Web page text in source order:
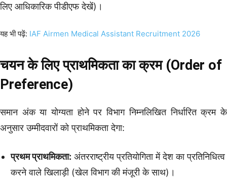
लिए आधिकारिक पीडीएफ देखें)।
यह भी पढ़ें: IAF Airmen Medical Assistant Recruitment 2026
चयन के लिए प्राथमिकता का क्रम (Order of
Preference)
समान अंक या योग्यता होने पर विभाग निम्नलिखित निर्धारित क्रम के
अनुसार उम्मीदवारों को प्राथमिकता देगा:
प्रथम प्राथमिकता: अंतरराष्ट्रीय प्रतियोगिता में देश का प्रतिनिधित्व
करने वाले खिलाड़ी (खेल विभाग की मंजूरी के साथ)।